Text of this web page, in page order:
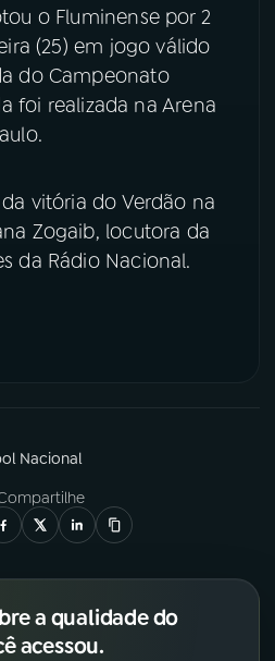
Facebook
X
o Fluminense por 2
(25) em jogo válido
do Campeonato
foi realizada na Arena
vitória do Verdão na
Zogaib, locutora da
da Rádio Nacional.
Nacional
a qualidade do
acessou.